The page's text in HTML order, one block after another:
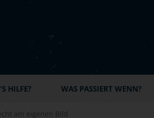
HILFE? WAS PASSIERT WENN?
am eigenen Bild